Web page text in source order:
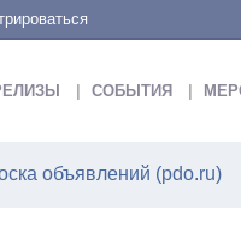
СОБЫТИЯ
объявлений (pdo.ru)